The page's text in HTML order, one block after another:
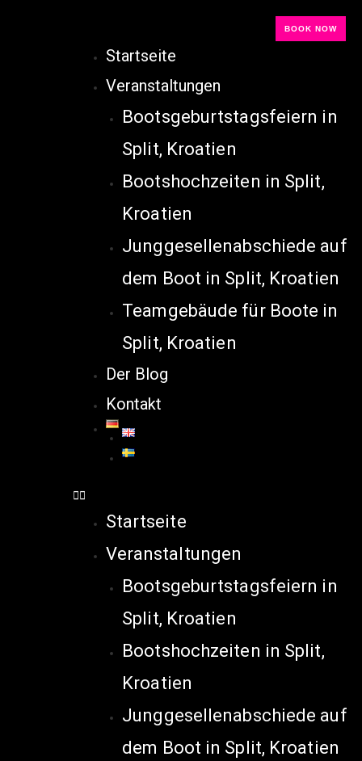
BOOK NOW
Startseite
Veranstaltungen
Bootsgeburtstagsfeiern in
Split, Kroatien
Bootshochzeiten in Split,
Kroatien
Junggesellenabschiede auf
dem Boot in Split, Kroatien
Teamgebäude für Boote in
Split, Kroatien
Der Blog
Kontakt
Startseite
Veranstaltungen
Bootsgeburtstagsfeiern in
Split, Kroatien
Bootshochzeiten in Split,
Kroatien
Junggesellenabschiede auf
dem Boot in Split, Kroatien